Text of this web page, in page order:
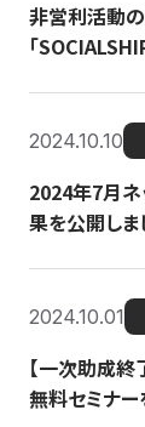
非営利活動
「
2024.10.10
2024年7月ネ
果を公開しま
2024.10.01
【一次助成
無料セミナ